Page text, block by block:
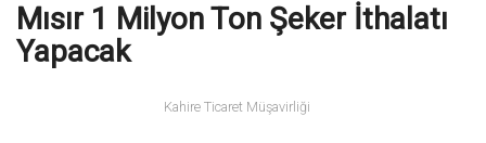
Mısır 1 Milyon Ton Şeker İthalatı
Yapacak
Kahire Ticaret Müşavirliği